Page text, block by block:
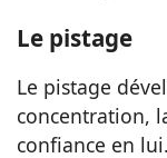
Le pistage
Le pistage
concentration,
confiance en